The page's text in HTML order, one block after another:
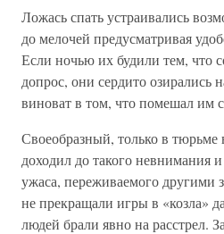
Ложась спать устраивались
до мелочей предусматривая
Если ночью их будили тем, что
допрос, они сердито озирались
виноват в том, что помешал им
Своеобразный, только в
доходил до такого невнимания
ужаса, переживаемого другими
не прекращали игры в «козла»
людей брали явно на расстрел.